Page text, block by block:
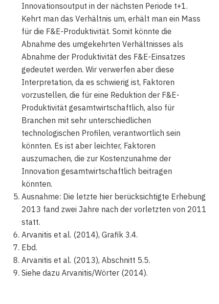
Innovationsoutput in der nächsten Periode t+1.
Kehrt man das Verhältnis um, erhält man ein Mass
für die F&E-Produktivität. Somit könnte die
Abnahme des umgekehrten Verhältnisses als
Abnahme der Produktivität des F&E-Einsatzes
gedeutet werden. Wir verwerfen aber diese
Interpretation, da es schwierig ist, Faktoren
vorzustellen, die für eine Reduktion der F&E-
Produktivität gesamtwirtschaftlich, also für
Branchen mit sehr unterschiedlichen
technologischen Profilen, verantwortlich sein
könnten. Es ist aber leichter, Faktoren
auszumachen, die zur Kostenzunahme der
Innovation gesamtwirtschaftlich beitragen
könnten.
Ausnahme: Die letzte hier berücksichtigte Erhebung
2013 fand zwei Jahre nach der vorletzten von 2011
statt.
Arvanitis et al. (2014), Grafik 3.4.
Ebd.
Arvanitis et al. (2013), Abschnitt 5.5.
Siehe dazu Arvanitis/Wörter (2014).